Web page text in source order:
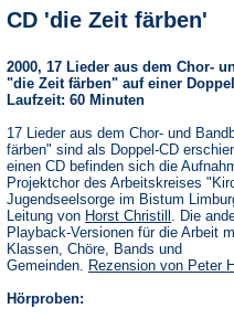
CD 'die Zeit färben'
2000, 17 Lieder aus dem Chor-
"die Zeit färben" auf einer
Laufzeit: 60 Minuten
17 Lieder aus dem Chor- und
färben" sind als Doppel-CD
einen CD befinden sich die
Projektchor des Arbeitskreises
Jugendseelsorge im Bistum
Leitung von Horst Christill . Die
Playback-Versionen für die Arbeit
Klassen, Chöre, Bands und
Gemeinden. Rezension von Peter
Hörproben: